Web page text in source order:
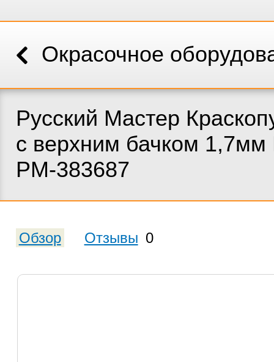
Окрасочное
Русский Мастер
с верхним бачком 1,7мм
РМ-383687
Обзор Отзывы 0